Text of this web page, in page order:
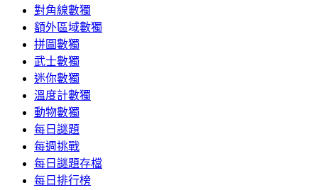
對角線數獨
額外區域數獨
拼圖數獨
武士數獨
迷你數獨
溫度計數獨
動物數獨
每日謎題
每週挑戰
每日謎題存檔
每日排行榜